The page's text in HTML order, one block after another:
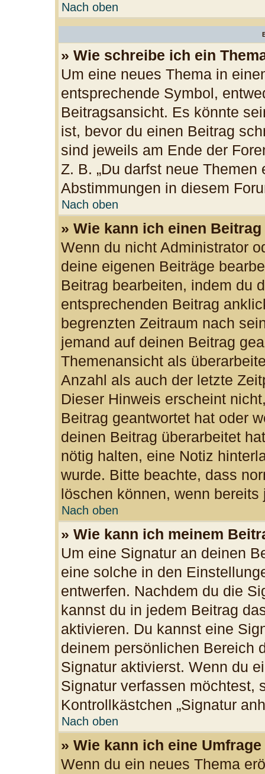
Nach oben
» Wie schreibe ich ein
Um eine neues Thema in
entsprechende Symbol,
Beitragsansicht. Es könnte
ist, bevor du einen Beitrag
sind jeweils am Ende der
Z. B. „Du darfst neue Themen
Abstimmungen in diesem
Nach oben
» Wie kann ich einen
Wenn du nicht Administrator
deine eigenen Beiträge
Beitrag bearbeiten, indem du
entsprechenden Beitrag
begrenzten Zeitraum nach
jemand auf deinen Beitrag
Themenansicht als
Anzahl als auch der letzte
Dieser Hinweis erscheint
Beitrag geantwortet hat oder
deinen Beitrag überarbeitet
nötig halten, eine Notiz
wurde. Bitte beachte, dass
löschen können, wenn
Nach oben
» Wie kann ich meinem
Um eine Signatur an deinen
eine solche in den
entwerfen. Nachdem du die
kannst du in jedem Beitrag
aktivieren. Du kannst eine
deinem persönlichen Bereich
Signatur aktivierst. Wenn du
Signatur verfassen möchtest,
Kontrollkästchen „Signatur
Nach oben
» Wie kann ich eine
Wenn du ein neues Thema